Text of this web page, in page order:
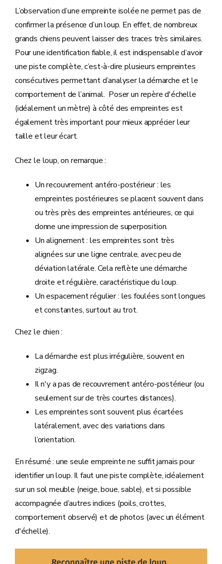
L’observation d’une empreinte isolée ne permet pas de
confirmer la présence d’un loup. En effet, de nombreux
grands chiens peuvent laisser des traces très similaires.
Pour une identification fiable, il est indispensable d’avoir
une piste complète, c’est-à-dire plusieurs empreintes
consécutives permettant d’analyser la démarche et le
comportement de l’animal. Poser un repère d'échelle
(idéalement un mètre) à côté des empreintes est
également très important pour mieux apprécier leur
taille et leur écart.
Chez le loup, on remarque :
Un recouvrement antéro-postérieur : les
empreintes postérieures se placent souvent dans
ou très près des empreintes antérieures, ce qui
donne une impression de superposition.
Un alignement : les empreintes sont très
alignées sur une ligne centrale, avec peu de
déviation latérale. Cela reflète une démarche
droite et régulière, caractéristique du loup.
Un espacement régulier : les foulées sont longues
et constantes, surtout au trot.
Chez le chien :
La démarche est plus irrégulière, souvent en
zigzag.
Il n'y a pas de recouvrement antéro-postérieur (ou
seulement sur de très courtes distances).
Les empreintes sont souvent plus écartées
latéralement, avec des variations dans
l’orientation.
En résumé : une seule empreinte ne suffit jamais pour
identifier un loup. Il faut une piste complète, idéalement
sur un sol meuble (neige, boue, sable), et si possible
accompagnée d’autres indices (poils, crottes,
comportement observé) et de photos (avec un élément
d'échelle).